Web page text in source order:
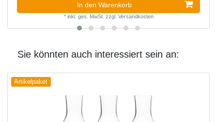
In den Warenkorb
* inkl. ges. MwSt. zzgl. Versandkosten
Sie könnten auch interessiert sein an:
Artikelpaket